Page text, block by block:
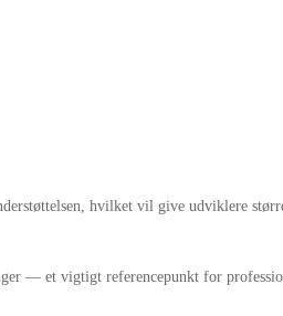
hvilket vil give udviklere
— et vigtigt referencepunkt for